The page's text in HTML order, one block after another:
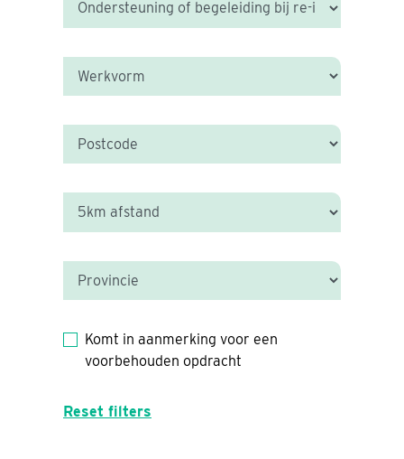
Komt in aanmerking voor een
voorbehouden opdracht
Reset filters